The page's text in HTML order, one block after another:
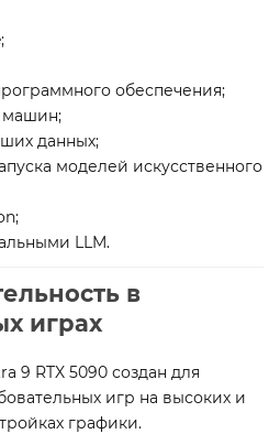
обеспечения;
машин;
данных;
моделей искусственного
LLM.
в
играх
9 RTX 5090 создан для
игр на высоких и
графики.